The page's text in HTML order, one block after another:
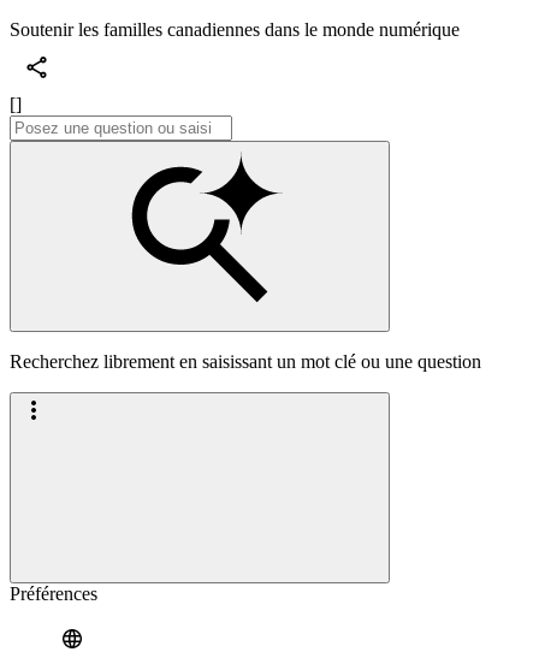
Soutenir les familles canadiennes dans le monde numérique
[]
Recherchez librement en saisissant un mot clé ou une question
Préférences